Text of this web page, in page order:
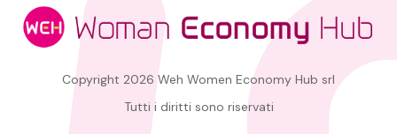
Copyright 2026 Weh Women Economy Hub srl
Tutti i diritti sono riservati